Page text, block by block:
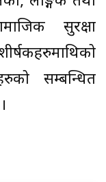
सुरक्षा
सम्बन्धित